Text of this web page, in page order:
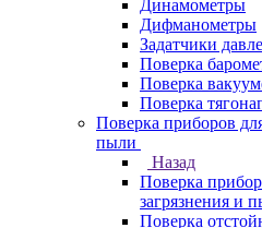
Динамометры
Дифманометры
Задатчики
Поверка
Поверка
Поверка
Поверка приборов
пыли
Назад
Поверка
загрязнения и
Поверка